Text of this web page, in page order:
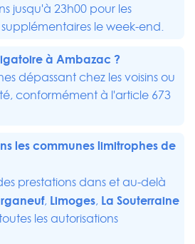
jusqu'à 23h00 pour les
le week-end.
à Ambazac ?
dépassant chez les voisins ou
conformément à l'article 673
les communes limitrophes de
prestations dans et au-delà
, Limoges, La Souterraine
les autorisations